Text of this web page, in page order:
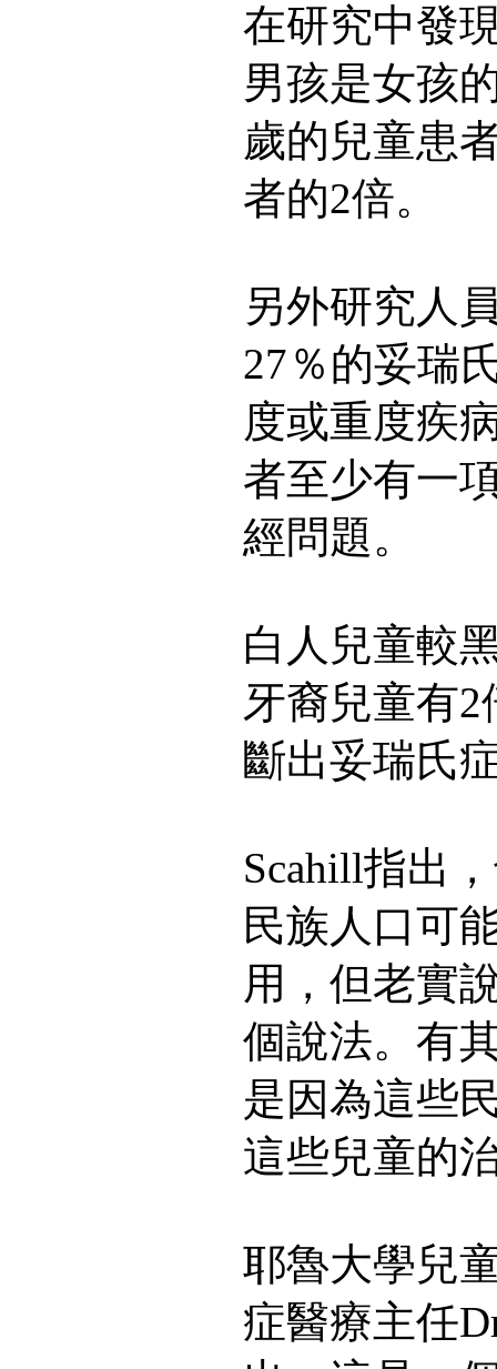
在研究中發
男孩是女孩
歲的兒童患
者的2倍。
另外研究人
27％的妥瑞
度或重度疾
者至少有一
經問題。
白人兒童較
牙裔兒童有
斷出妥瑞氏
Scahill指出
民族人口可
用，但老實
個說法。有
是因為這些
這些兒童的
耶魯大學兒
症醫療主任